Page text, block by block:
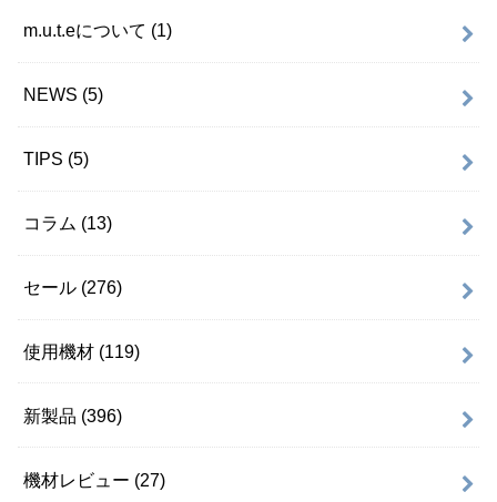
m.u.t.eについて (1)
NEWS (5)
TIPS (5)
コラム (13)
セール (276)
使用機材 (119)
新製品 (396)
機材レビュー (27)